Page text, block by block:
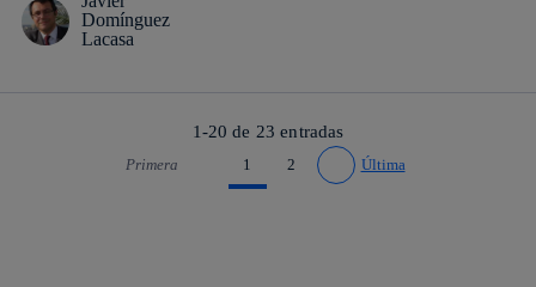
1-20 de 23 entradas
Primera
Ir a página anterior
1 2
Ir a página siguiente
Última